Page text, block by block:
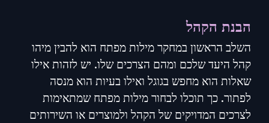
הבנת הקהל
השלב הראשון במחקר מילות מפתח הוא להבין מיהו
קהל היעד שלכם ומהם הצרכים שלו. יש לזהות אילו
שאלות הוא מחפש בגוגל ואילו בעיות הוא מנסה
לפתור. כך תוכלו לבחור מילות מפתח שמתאימות
לצרכים המדויקים של הקהל ולמוצרים או השירותים